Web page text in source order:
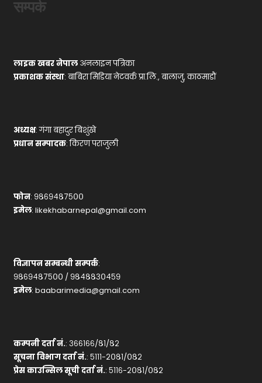
सम्पर्क
लाइक खबर नेपाल अनलाइन पत्रिका
प्रकाशक संस्था: बाबिरा मिडिया नेटवर्क प्रा.लि., बालाजु, काठमाडौं
अध्यक्ष: गंगा बहादुर बिशुंखे
प्रधान सम्पादक: किरण पराजुली
फोन: ९८६९४८७५००
इमेल:likekhabarnepal@gmail.com
विज्ञापन सम्बन्धी सम्पर्क:
९८६९४८७५०० / ९८४८८३०४५९
इमेल:baabarimedia@gmail.com
कम्पनी दर्ता नं.: ३६६१६६/८१/८२
सूचना विभाग दर्ता नं.: ५१११-२०८१/०८२
प्रेस काउन्सिल सूची दर्ता नं.: ५११६-२०८१/०८२